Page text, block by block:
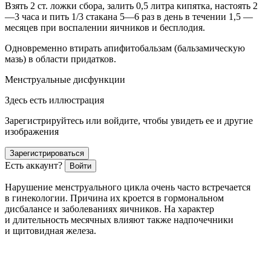
Взять 2 ст. ложки сбора, залить 0,5 литра кипятка, настоять 2
—3 часа и пить 1/3 стакана 5—6 раз в день в течении 1,5 —
месяцев при воспалении яичников и бесплодия.
Одновременно втирать апифитобальзам (бальзамическую
мазь) в области придатков.
Менструальные дисфункции
Здесь есть иллюстрация
Зарегистрируйтесь или войдите, чтобы увидеть ее и другие
изображения
Зарегистрироваться
Есть аккаунт? Войти
Нарушение менструального цикла очень часто встречается
в гинекологии. Причина их кроется в гормональном
дисбалансе и заболеваниях яичников. На характер
и длительность месячных влияют также надпочечники
и щитовидная железа.